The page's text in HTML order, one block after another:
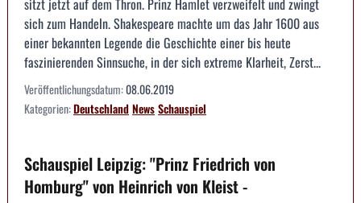
sitzt jetzt auf dem Thron. Prinz Hamlet verzweifelt und zwingt
sich zum Handeln. Shakespeare machte um das Jahr 1600 aus
einer bekannten Legende die Geschichte einer bis heute
faszinierenden Sinnsuche, in der sich extreme Klarheit, Zerst...
Veröffentlichungsdatum:08.06.2019
Kategorien:DeutschlandNewsSchauspiel
Schauspiel Leipzig: "Prinz Friedrich von
Homburg" von Heinrich von Kleist -